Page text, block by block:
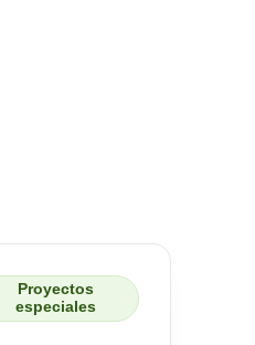
Proyectos
especiales